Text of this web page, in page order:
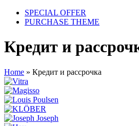
SPECIAL OFFER
PURCHASE THEME
Кредит и
Home » Кредит и рассрочка